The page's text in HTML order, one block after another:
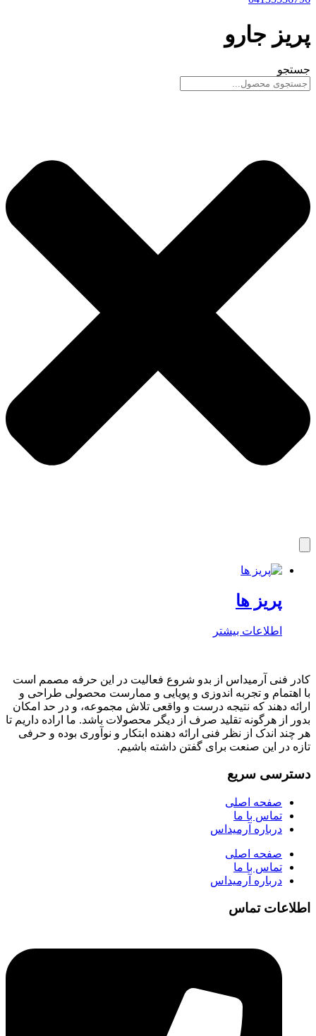
پریز جارو
جستجو
پریز ها
اطلاعات بیشتر
کادر فنی آرمیداس از بدو شروع فعالیت در این حرفه مصمم است
با اهتمام و تجربه اندوزی و پویایی و ممارست محصولی طراحی و
ارائه دهند که نتیجه درست و واقعی تلاش مجموعه، و در حد امکان
بدور از هرگونه تقلید صرف از دیگر محصولات باشد. ما اراده داریم تا
هر چند اندک از نظر فنی ارائه دهنده ابتکار و نوآوری بوده و حرفی
تازه در این صنعت برای گفتن داشته باشیم.
دسترسی سریع
صفحه اصلی
تماس با ما
درباره آرمیداس
صفحه اصلی
تماس با ما
درباره آرمیداس
اطلاعات تماس